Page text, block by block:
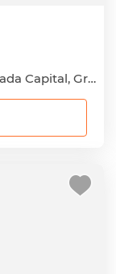
Pajaritos-Plaza de Toros, Beiro, Granada Capital, Granada